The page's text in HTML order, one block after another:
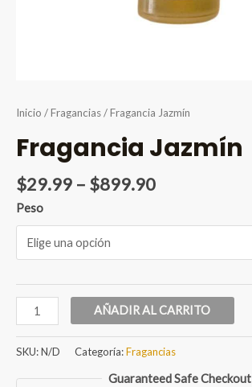
Inicio /Fragancias/ Fragancia Jazmín
Fragancia Jazmín
$29.99 – $899.90Price
$29.99
$899.90
Peso
Fragancia
Jazmín
AÑADIR AL CARRITO
SKU:N/D Categoría:Fragancias
Guaranteed Safe Checkout